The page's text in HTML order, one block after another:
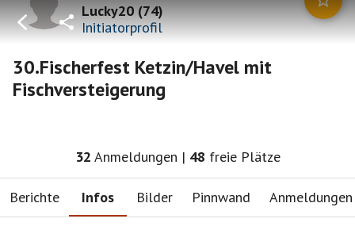
Lucky20(74)
Initiatorprofil
30.Fischerfest Ketzin/Havel mit
Fischversteigerung
32 Anmeldungen | 48 freie Plätze
Berichte Infos Bilder Pinnwand Anmeldungen